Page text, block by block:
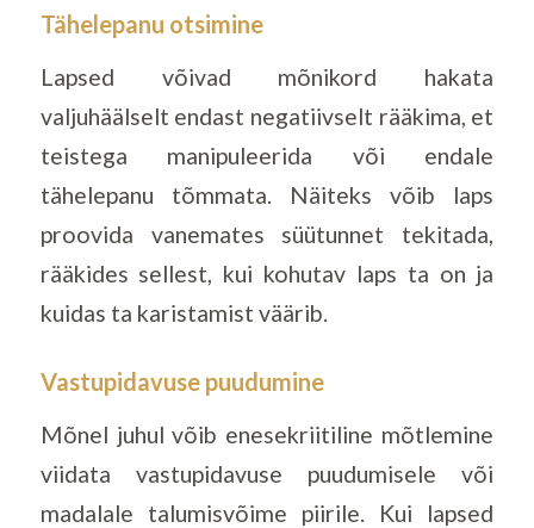
Tähelepanu otsimine
Lapsed võivad mõnikord hakata
valjuhäälselt endast negatiivselt rääkima, et
teistega manipuleerida või endale
tähelepanu tõmmata. Näiteks võib laps
proovida vanemates süütunnet tekitada,
rääkides sellest, kui kohutav laps ta on ja
kuidas ta karistamist väärib.
Vastupidavuse puudumine
Mõnel juhul võib enesekriitiline mõtlemine
viidata vastupidavuse puudumisele või
madalale talumisvõime piirile. Kui lapsed